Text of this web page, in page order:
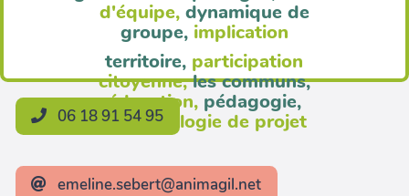
d'équipe, dynamique de
groupe, implication
territoire, participation
citoyenne, les communs,
éducation, pédagogie,
méthodologie de projet
06 18 91 54 95
emeline.sebert@animagil.net